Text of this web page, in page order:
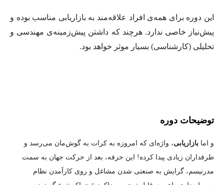
این دوره برای همه‌ی افراد علاقه‌مند به بازاریابی مناسب بوده و
پیش‌نیاز خاصی ندارد. هرچند که داشتن پیش‌زمینه‌ی مهندسی و
تحلیلی (کارشناسی) بسیار موثر خواهد بود.
توضیحات دوره
و اما بازاریابی، واژه‌ای که امروزه به کرات به گوش‌مان می‌رسد و
طرفداران زیادی پیدا کرده! این حرفه، بعد از حرکت جهان به سمت
مدرنیسم، گرایش به صنعتی شدن مشاغل و روی کارآمدن نظام